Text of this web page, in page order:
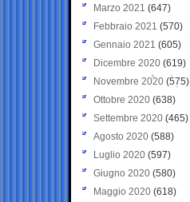
Marzo 2021 (647)
Febbraio 2021 (570)
Gennaio 2021 (605)
Dicembre 2020 (619)
Novembre 2020 (575)
Ottobre 2020 (638)
Settembre 2020(465)
Agosto 2020 (588)
Luglio 2020 (597)
Giugno 2020 (580)
Maggio 2020 (618)